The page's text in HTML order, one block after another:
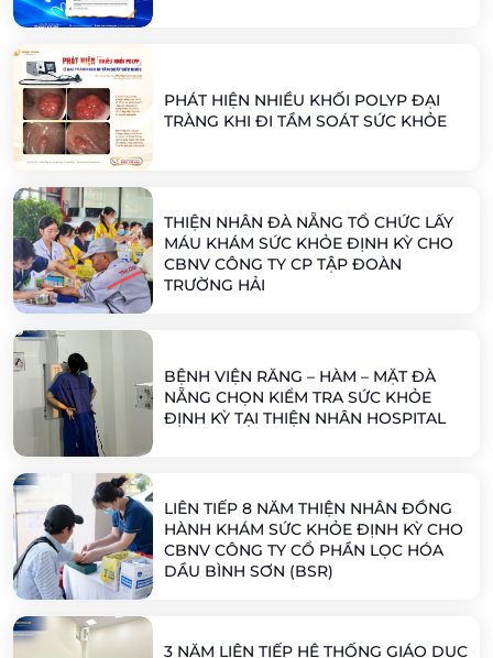
PHÁT HIỆN NHIỀU KHỐI POLYP ĐẠI
TRÀNG KHI ĐI TẦM SOÁT SỨC KHỎE
THIỆN NHÂN ĐÀ NẴNG TỔ CHỨC LẤY
MÁU KHÁM SỨC KHỎE ĐỊNH KỲ CHO
CBNV CÔNG TY CP TẬP ĐOÀN
TRƯỜNG HẢI
BỆNH VIỆN RĂNG – HÀM – MẶT ĐÀ
NẴNG CHỌN KIỂM TRA SỨC KHỎE
ĐỊNH KỲ TẠI THIỆN NHÂN HOSPITAL
LIÊN TIẾP 8 NĂM THIỆN NHÂN ĐỒNG
HÀNH KHÁM SỨC KHỎE ĐỊNH KỲ CHO
CBNV CÔNG TY CỔ PHẦN LỌC HÓA
DẦU BÌNH SƠN (BSR)
3 NĂM LIÊN TIẾP HỆ THỐNG GIÁO DỤC